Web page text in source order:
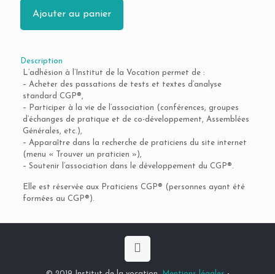
Ajouter au panier
Description
L’adhésion à l’Institut de la Vocation permet de :
– Acheter des passations de tests et textes d’analyse
standard CGP®,
– Participer à la vie de l’association (conférences, groupes
d’échanges de pratique et de co-développement, Assemblées
Générales, etc.),
– Apparaître dans la recherche de praticiens du site internet
(menu « Trouver un praticien »),
– Soutenir l’association dans le développement du CGP®.
Elle est réservée aux Praticiens CGP® (personnes ayant été
formées au CGP®).